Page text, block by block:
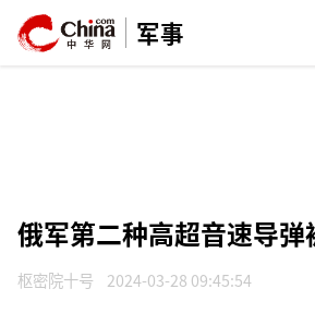
军事
俄军第二种高超音速导弹
枢密院十号 2024-03-28 09:45:54